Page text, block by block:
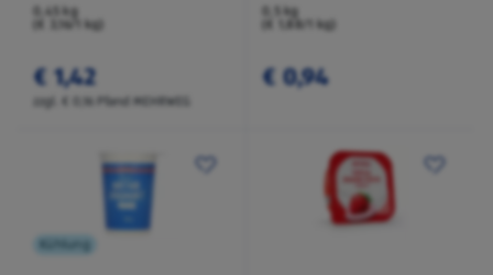
0,45 kg
(€ 3,16/1 kg)
€ 1,42
zzgl. € 0,16 Pfand MEHRWEG
0,5 kg
(€ 1,88/1 kg)
€ 0,94
Kühlung